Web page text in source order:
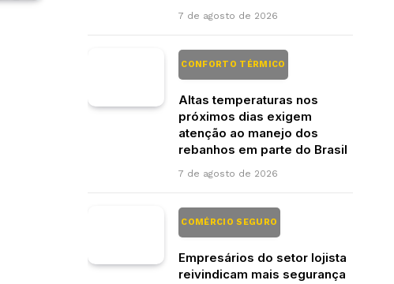
7 de agosto de 2026
CONFORTO TÉRMICO
Altas temperaturas nos
próximos dias exigem
atenção ao manejo dos
rebanhos em parte do Brasil
7 de agosto de 2026
COMÉRCIO SEGURO
Empresários do setor lojista
reivindicam mais segurança